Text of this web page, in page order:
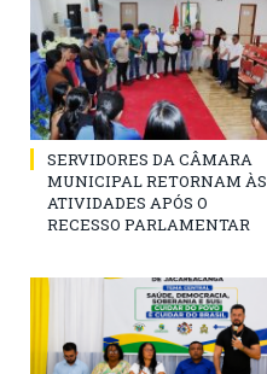
SERVIDORES DA CÂMARA
MUNICIPAL RETORNAM ÀS
ATIVIDADES APÓS O
RECESSO PARLAMENTAR